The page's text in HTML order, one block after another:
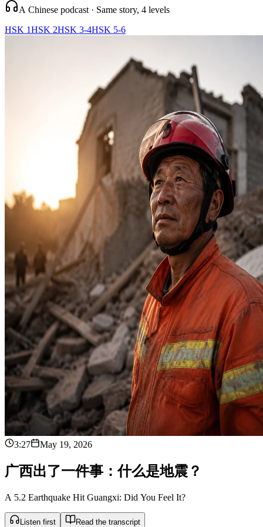
A Chinese podcast · Same story, 4 levels
HSK 1HSK 2HSK 3-4HSK 5-6
3:27 May 19, 2026
广西出了一件事 ：什么是地震 ？
A 5.2 Earthquake Hit Guangxi: Did You Feel It?
Listen first Read the transcript